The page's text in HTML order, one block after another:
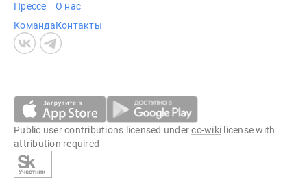
Прессе
Команда
О нас
Контакты
Public user contributions licensed undercc-wiki license with
attribution required